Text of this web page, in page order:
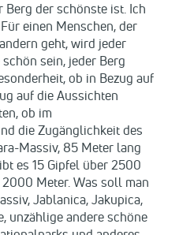
Berg der schönste ist. Ich
einen Menschen, der
geht, wird jeder
sein, jeder Berg
ob in Bezug auf
auf die Aussichten
ob im
die Zugänglichkeit des
Massiv, 85 Meter lang
es 15 Gipfel über 2500
Meter. Was soll man
Jablanica, Jakupica,
unzählige andere schöne